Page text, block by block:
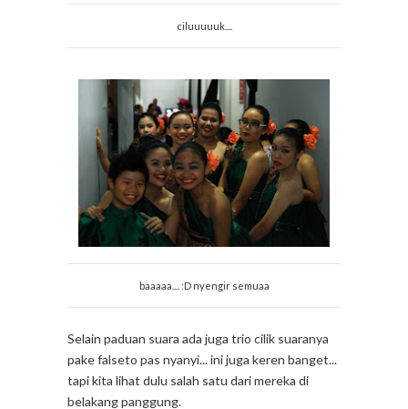
ciluuuuuk....
baaaaa.... :D nyengir semuaa
Selain paduan suara ada juga trio cilik suaranya
pake falseto pas nyanyi... ini juga keren banget...
tapi kita lihat dulu salah satu dari mereka di
belakang panggung.